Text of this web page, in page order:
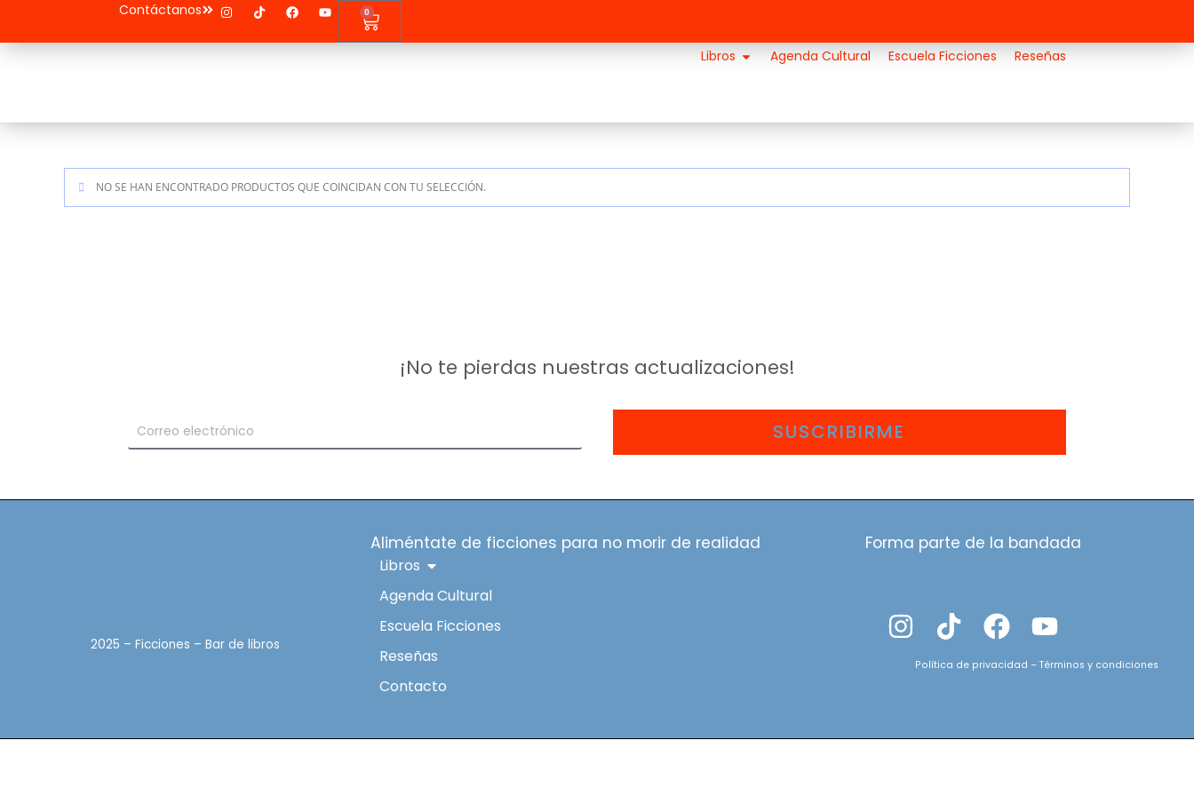
Contáctanos 0
Libros Agenda Cultural Escuela Ficciones Reseñas
NO SE HAN ENCONTRADO PRODUCTOS QUE COINCIDAN CON TU SELECCIÓN.
¡No te pierdas nuestras actualizaciones!
SUSCRIBIRME
2025 – Ficciones – Bar de libros
Aliméntate de ficciones para no morir de realidad
Libros
Agenda Cultural
Escuela Ficciones
Reseñas
Contacto
Forma parte de la bandada
Política de privacidad – Términos y condiciones